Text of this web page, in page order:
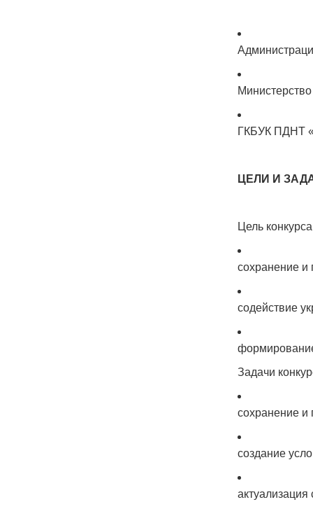
ГКБУК ПДНТ
ЦЕЛИ И
Цель
сохранение и
содействие
Задачи
сохранение и
создание